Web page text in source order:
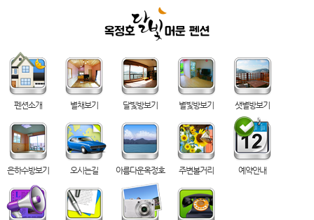
펜션소개 별채보기 달빛방보기 별빛방보기 샛별방보기
은하수방보기 오시는길 아름다운옥정호 주변볼거리 예약안내